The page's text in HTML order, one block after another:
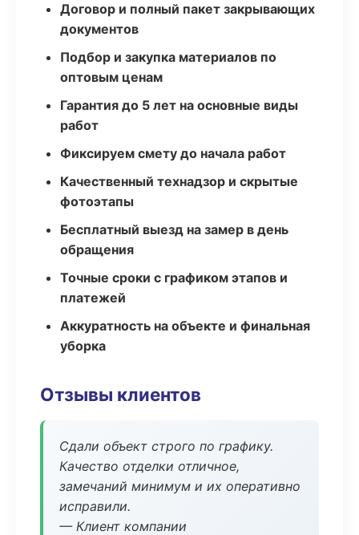
Договор и полный пакет закрывающих
документов
Подбор и закупка материалов по
оптовым ценам
Гарантия до 5 лет на основные виды
работ
Фиксируем смету до начала работ
Качественный технадзор и скрытые
фотоэтапы
Бесплатный выезд на замер в день
обращения
Точные сроки с графиком этапов и
платежей
Аккуратность на объекте и финальная
уборка
Отзывы клиентов
Сдали объект строго по графику.
Качество отделки отличное,
замечаний минимум и их оперативно
исправили.
— Клиент компании